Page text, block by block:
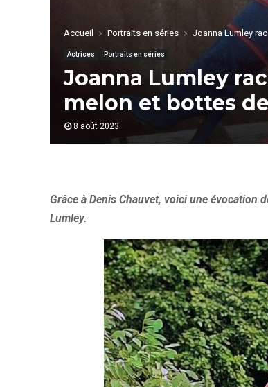
Accueil Portraits en séries Joanna Lumley
Actrices Portraits en séries
Joanna Lumley
melon et bottes
8 août 2023
Grâce à Denis Chauvet, voici une évocation
Lumley.